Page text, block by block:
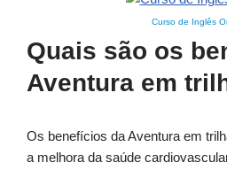
Curso de Inglês
Quais são os
Aventura em
Os benefícios da Aventura em
a melhora da saúde